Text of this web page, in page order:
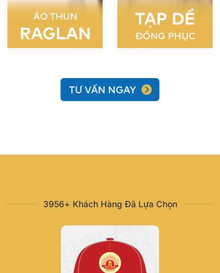
3956+ Khách Hàng Đã Lựa Chọn